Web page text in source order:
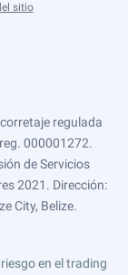
sitio
regulada
000001272.
de Servicios
2021. Dirección:
City, Belize.
en el trading